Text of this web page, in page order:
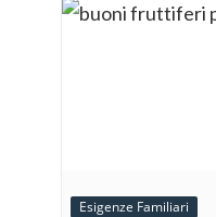
Esigenze Familiari